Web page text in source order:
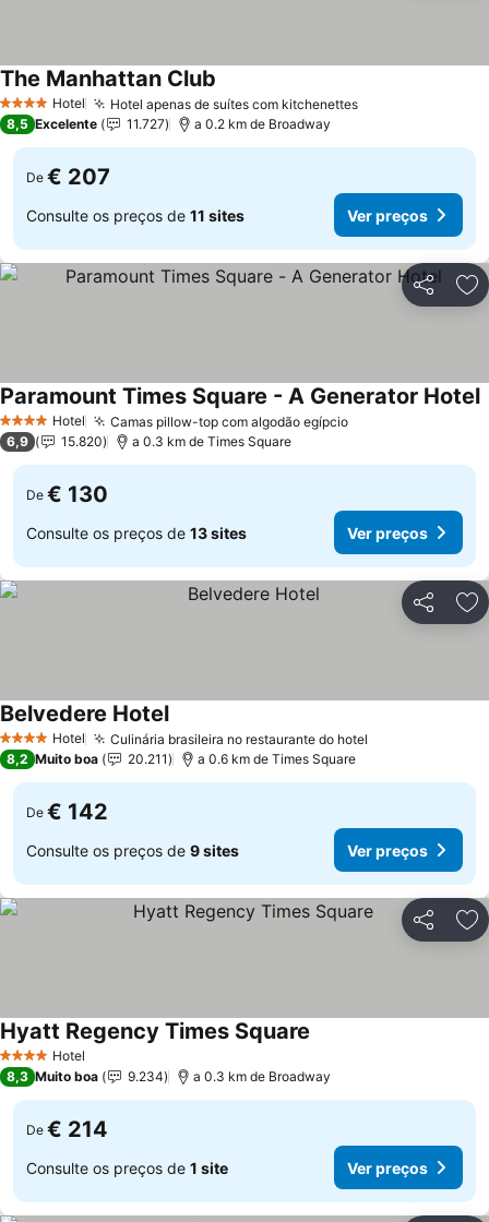
4 EstrelasHotel Hotel apenas de suítes com kitchenettesVer preços
The Manhattan Club
8,5 Excelente 11.727 a 0.2 km de Broadway
De € 207
Consulte os preços de 11 sites Ver preços
Partilhar
4 EstrelasHotel Camas pillow-top com algodão egípcioVer preços
Paramount Times Square - A Generator Hotel
6,9 15.820 a 0.3 km de Times Square
De € 130
Consulte os preços de 13 sites Ver preços
Partilhar
4 EstrelasHotel Culinária brasileira no restaurante do hotel
Belvedere HotelVer preços
8,2 Muito boa 20.211 a 0.6 km de Times Square
De € 142
Consulte os preços de 9 sites Ver preços
Partilhar
4 EstrelasHotel
Hyatt Regency Times Square
8,3 Muito boa 9.234 a 0.3 km de Broadway
De € 214
Consulte os preços de 1 site Ver preços